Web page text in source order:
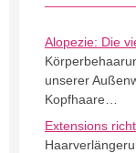
Alopezie: Die
unserer
Kopfhaare…
Extensions